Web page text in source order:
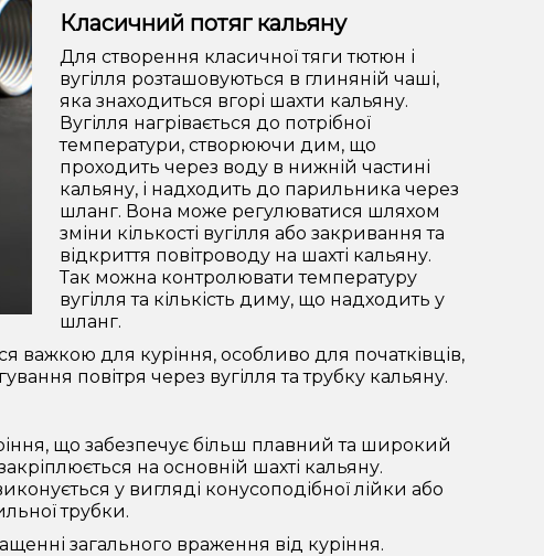
Класичний потяг кальяну
Для створення класичної тяги тютюн і
вугілля розташовуються в глиняній чаші,
яка знаходиться вгорі шахти кальяну.
Вугілля нагрівається до потрібної
температури, створюючи дим, що
проходить через воду в нижній частині
кальяну, і надходить до парильника через
шланг. Вона може регулюватися шляхом
зміни кількості вугілля або закривання та
відкриття повітроводу на шахті кальяну.
Так можна контролювати температуру
вугілля та кількість диму, що надходить у
шланг.
важкою для куріння, особливо для початківців,
повітря через вугілля та трубку кальяну.
що забезпечує більш плавний та широкий
на основній шахті кальяну.
у вигляді конусоподібної лійки або
трубки.
загального враження від куріння.